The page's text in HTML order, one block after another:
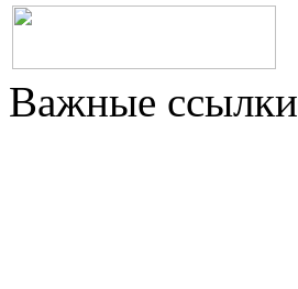
Важные ссылки